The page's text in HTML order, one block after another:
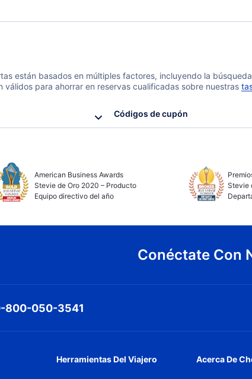
están basados en múltiples factores, incluyendo la
para ahorrar en reservas cualificadas sobre nuestras
Códigos de cupón
American Business Awards
Stevie de Oro 2020 – Producto
Equipo directivo del año
Stevie
Conéctate Con
800-050-3541
Herramientas Del Viajero Acerca De